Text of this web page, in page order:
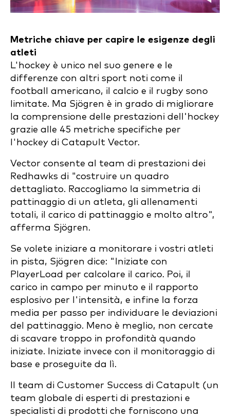
Metriche chiave per capire le esigenze degli
atleti
L'hockey è unico nel suo genere e le
differenze con altri sport noti come il
football americano, il calcio e il rugby sono
limitate. Ma Sjögren è in grado di migliorare
la comprensione delle prestazioni dell'hockey
grazie alle 45 metriche specifiche per
l'hockey di Catapult Vector.
Vector consente al team di prestazioni dei
Redhawks di "costruire un quadro
dettagliato. Raccogliamo la simmetria di
pattinaggio di un atleta, gli allenamenti
totali, il carico di pattinaggio e molto altro",
afferma Sjögren.
Se volete iniziare a monitorare i vostri atleti
in pista, Sjögren dice: "Iniziate con
PlayerLoad per calcolare il carico. Poi, il
carico in campo per minuto e il rapporto
esplosivo per l'intensità, e infine la forza
media per passo per individuare le deviazioni
del pattinaggio. Meno è meglio, non cercate
di scavare troppo in profondità quando
iniziate. Iniziate invece con il monitoraggio di
base e proseguite da lì.
Il team di Customer Success di Catapult (un
team globale di esperti di prestazioni e
specialisti di prodotti che forniscono una